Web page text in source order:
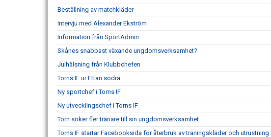
Beställning av matchkläder
Intervju med Alexander Ekström
Information från SportAdmin
Skånes snabbast växande ungdomsverksamhet?
Julhälsning från Klubbchefen
Torns IF ur Ettan södra.
Ny sportchef i Torns IF
Ny utvecklingschef i Torns IF
Torn söker fler tränare till sin ungdomsverksamhet
Torns IF startar Facebooksida för återbruk av träningskläder och utrustning